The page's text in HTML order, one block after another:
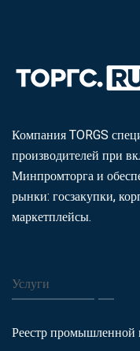
Компания TORGS
производителей при
Минпромторга и
рынки: госзакупки,
маркетплейсы.
Услуги
Реестр